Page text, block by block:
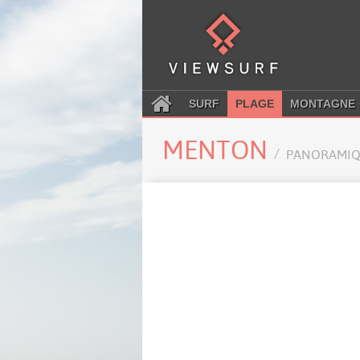
SURF PLAGE MONTAGNE
MENTON